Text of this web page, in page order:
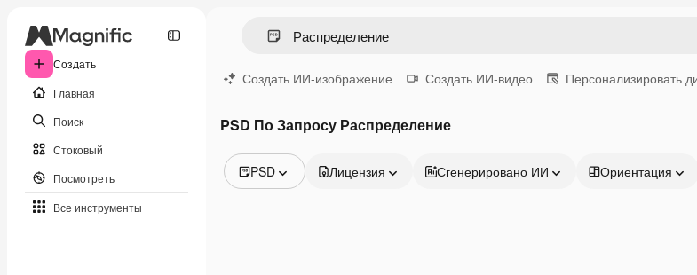
Создать
Главная
Поиск
Стоковый
Посмотреть
Все инструменты
Создать ИИ-изображение Создать ИИ-видео Персонализировать
PSD По Запросу Распределение
PSD Лицензия Сгенерировано ИИ Ориентация